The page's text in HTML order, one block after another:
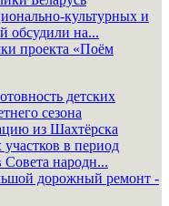
культурных и
обсудили на...
проекта «Поём
детских
сезона
из Шахтёрска
в период
Совета народн...
дорожный ремонт -